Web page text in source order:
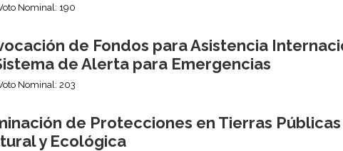
Nominal: 190
de Fondos para Asistencia
de Alerta para Emergencias
Nominal: 203
de Protecciones en Tierras
y Ecológica